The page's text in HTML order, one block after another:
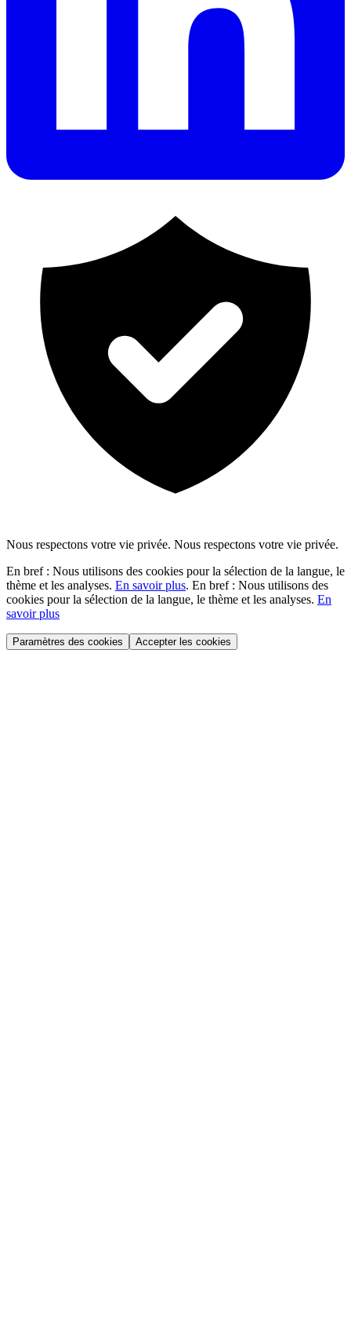
Nous respectons votre vie privée. Nous respectons votre vie privée.
En bref : Nous utilisons des cookies pour la sélection de la langue, le
thème et les analyses. En savoir plus. En bref : Nous utilisons des
cookies pour la sélection de la langue, le thème et les analyses. En
savoir plus
Paramètres des cookies Accepter les cookies